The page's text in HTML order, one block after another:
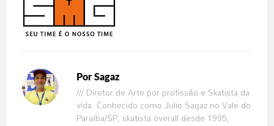
Por Sagaz
/// Diretor de Arte por profissão e Skatista da
vida. Conhecido como Julio Sagaz no Vale do
Paraíba/SP, skatista overall desde 1995,